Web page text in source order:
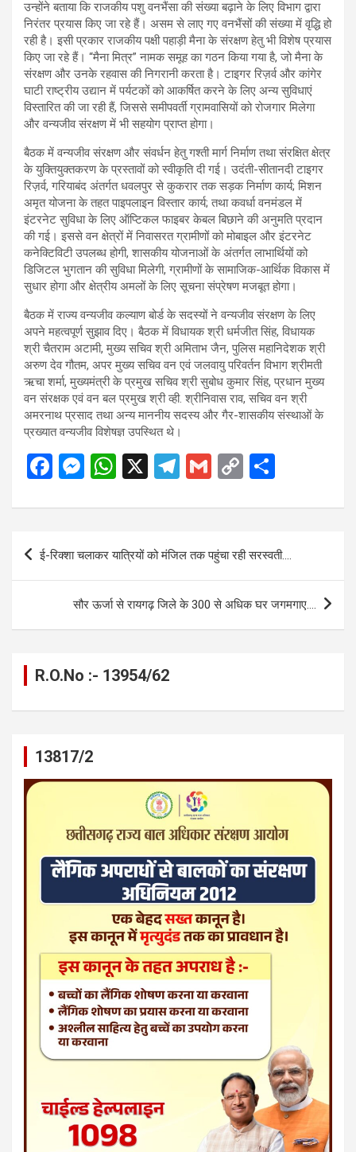
उन्होंने बताया कि राजकीय पशु वनभैंसा की संख्या बढ़ाने के लिए विभाग द्वारा
निरंतर प्रयास किए जा रहे हैं। असम से लाए गए वनभैंसों की संख्या में वृद्धि हो
रही है। इसी प्रकार राजकीय पक्षी पहाड़ी मैना के संरक्षण हेतु भी विशेष प्रयास
किए जा रहे हैं। “मैना मित्र” नामक समूह का गठन किया गया है, जो मैना के
संरक्षण और उनके रहवास की निगरानी करता है। टाइगर रिज़र्व और कांगेर
घाटी राष्ट्रीय उद्यान में पर्यटकों को आकर्षित करने के लिए अन्य सुविधाएं
विस्तारित की जा रही हैं, जिससे समीपवर्ती ग्रामवासियों को रोजगार मिलेगा
और वन्यजीव संरक्षण में भी सहयोग प्राप्त होगा।
बैठक में वन्यजीव संरक्षण और संवर्धन हेतु गश्ती मार्ग निर्माण तथा संरक्षित क्षेत्र
के युक्तियुक्तकरण के प्रस्तावों को स्वीकृति दी गई। उदंती-सीतानदी टाइगर
रिज़र्व, गरियाबंद अंतर्गत धवलपुर से कुकरार तक सड़क निर्माण कार्य; मिशन
अमृत योजना के तहत पाइपलाइन विस्तार कार्य; तथा कवर्धा वनमंडल में
इंटरनेट सुविधा के लिए ऑप्टिकल फाइबर केबल बिछाने की अनुमति प्रदान
की गई। इससे वन क्षेत्रों में निवासरत ग्रामीणों को मोबाइल और इंटरनेट
कनेक्टिविटी उपलब्ध होगी, शासकीय योजनाओं के अंतर्गत लाभार्थियों को
डिजिटल भुगतान की सुविधा मिलेगी, ग्रामीणों के सामाजिक-आर्थिक विकास में
सुधार होगा और क्षेत्रीय अमलों के लिए सूचना संप्रेषण मजबूत होगा।
बैठक में राज्य वन्यजीव कल्याण बोर्ड के सदस्यों ने वन्यजीव संरक्षण के लिए
अपने महत्वपूर्ण सुझाव दिए। बैठक में विधायक श्री धर्मजीत सिंह, विधायक
श्री चैतराम अटामी, मुख्य सचिव श्री अमिताभ जैन, पुलिस महानिदेशक श्री
अरुण देव गौतम, अपर मुख्य सचिव वन एवं जलवायु परिवर्तन विभाग श्रीमती
ऋचा शर्मा, मुख्यमंत्री के प्रमुख सचिव श्री सुबोध कुमार सिंह, प्रधान मुख्य
वन संरक्षक एवं वन बल प्रमुख श्री व्ही. श्रीनिवास राव, सचिव वन श्री
अमरनाथ प्रसाद तथा अन्य माननीय सदस्य और गैर-शासकीय संस्थाओं के
प्रख्यात वन्यजीव विशेषज्ञ उपस्थित थे।
F
ce
b
o
M
se
g
er
W
at
s
A
p
p
X
T
e
a
m
G
ail
C
py
Li
n
k
ar
e
Post
navigation
ई-रिक्शा चलाकर यात्रियों को मंजिल तक पहुंचा रही सरस्वती….
सौर ऊर्जा से रायगढ़ जिले के 300 से अधिक घर जगमगाए….
R.O.No :- 13954/62
13817/2